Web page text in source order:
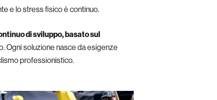
e lo stress fisico è continuo.
di sviluppo, basato sul
Ogni soluzione nasce da esigenze
professionistico.